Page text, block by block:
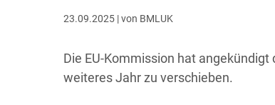
23.09.2025 | von BMLUK
Die EU-Kommission hat
weiteres Jahr zu verschieben.